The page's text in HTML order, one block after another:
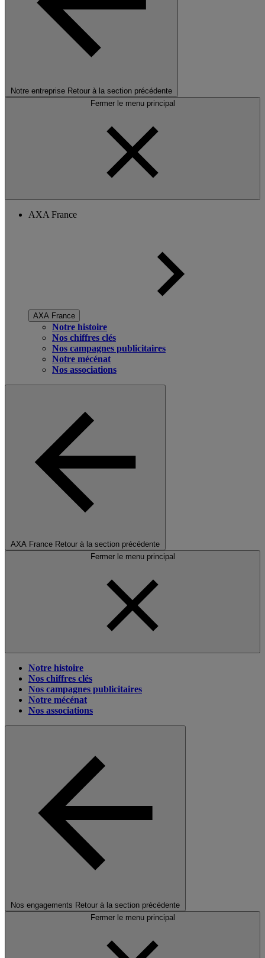
Notre entreprise Retour à la section précédente
Fermer le menu principal
AXA France
AXA France
Notre histoire
Nos chiffres clés
Nos campagnes publicitaires
Notre mécénat
Nos associations
AXA France Retour à la section précédente
Fermer le menu principal
Notre histoire
Nos chiffres clés
Nos campagnes publicitaires
Notre mécénat
Nos associations
Nos engagements Retour à la section précédente
Fermer le menu principal